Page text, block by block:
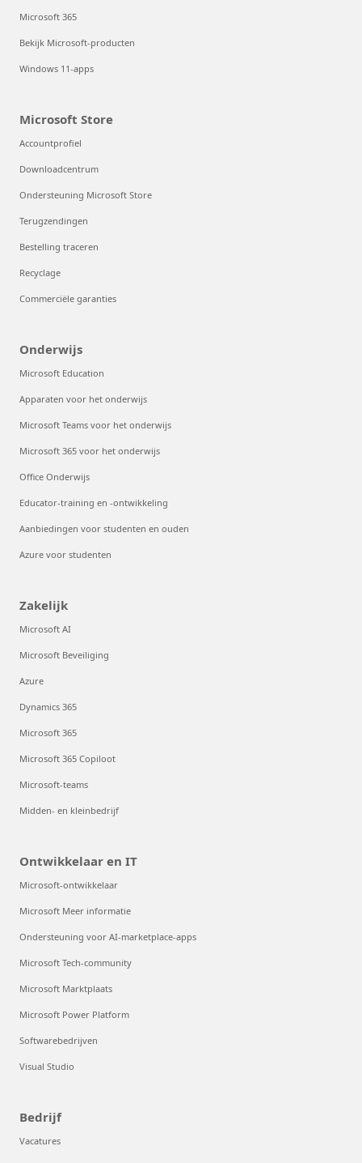
Microsoft 365
Bekijk Microsoft-producten
Windows 11-apps
Microsoft Store
Accountprofiel
Downloadcentrum
Ondersteuning Microsoft Store
Terugzendingen
Bestelling traceren
Recyclage
Commerciële garanties
Onderwijs
Microsoft Education
Apparaten voor het onderwijs
Microsoft Teams voor het onderwijs
Microsoft 365 voor het onderwijs
Office Onderwijs
Educator-training en -ontwikkeling
Aanbiedingen voor studenten en ouden
Azure voor studenten
Zakelijk
Microsoft AI
Microsoft Beveiliging
Azure
Dynamics 365
Microsoft 365
Microsoft 365 Copiloot
Microsoft-teams
Midden- en kleinbedrijf
Ontwikkelaar en IT
Microsoft-ontwikkelaar
Microsoft Meer informatie
Ondersteuning voor AI-marketplace-apps
Microsoft Tech-community
Microsoft Marktplaats
Microsoft Power Platform
Softwarebedrijven
Visual Studio
Bedrijf
Vacatures